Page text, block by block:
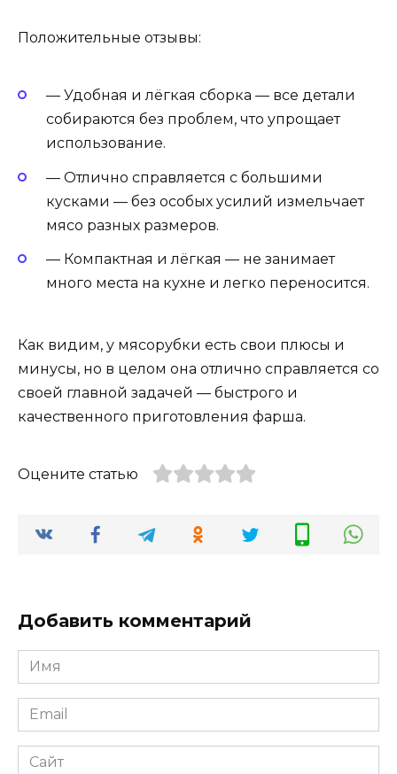
Положительные отзывы:
— Удобная и лёгкая сборка — все детали
собираются без проблем, что упрощает
использование.
— Отлично справляется с большими
кусками — без особых усилий измельчает
мясо разных размеров.
— Компактная и лёгкая — не занимает
много места на кухне и легко переносится.
Как видим, у мясорубки есть свои плюсы и
минусы, но в целом она отлично справляется со
своей главной задачей — быстрого и
качественного приготовления фарша.
Оцените статью
Добавить комментарий
Имя
Email
Сайт